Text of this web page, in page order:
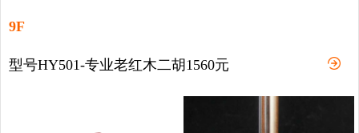
9F
型号HY501-专业老红木二胡1560元